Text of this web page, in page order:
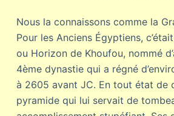
Nous la connaissons comme la
Pour les Anciens Égyptiens,
ou Horizon de Khoufou, nommé
4ème dynastie qui a régné
à 2605 avant JC. En tout état de
pyramide qui lui servait de